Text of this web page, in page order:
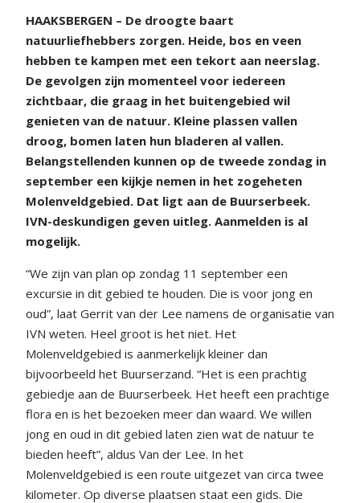
HAAKSBERGEN – De droogte baart
natuurliefhebbers zorgen. Heide, bos en veen
hebben te kampen met een tekort aan neerslag.
De gevolgen zijn momenteel voor iedereen
zichtbaar, die graag in het buitengebied wil
genieten van de natuur. Kleine plassen vallen
droog, bomen laten hun bladeren al vallen.
Belangstellenden kunnen op de tweede zondag in
september een kijkje nemen in het zogeheten
Molenveldgebied. Dat ligt aan de Buurserbeek.
IVN-deskundigen geven uitleg. Aanmelden is al
mogelijk.
“We zijn van plan op zondag 11 september een
excursie in dit gebied te houden. Die is voor jong en
oud”, laat Gerrit van der Lee namens de organisatie van
IVN weten. Heel groot is het niet. Het
Molenveldgebied is aanmerkelijk kleiner dan
bijvoorbeeld het Buurserzand. “Het is een prachtig
gebiedje aan de Buurserbeek. Het heeft een prachtige
flora en is het bezoeken meer dan waard. We willen
jong en oud in dit gebied laten zien wat de natuur te
bieden heeft”, aldus Van der Lee. In het
Molenveldgebied is een route uitgezet van circa twee
kilometer. Op diverse plaatsen staat een gids. Die